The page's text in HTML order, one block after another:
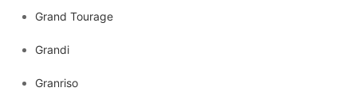
Grand Tourage
Grandi
Granriso